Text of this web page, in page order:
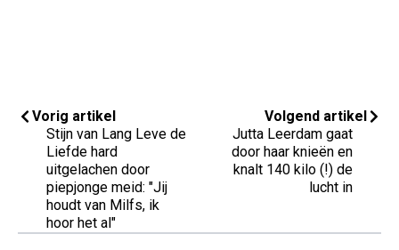
Vorig artikel
Stijn van Lang Leve de
Liefde hard
uitgelachen door
piepjonge meid: "Jij
houdt van Milfs, ik
hoor het al"
Volgend artikel
Jutta Leerdam gaat
door haar knieën en
knalt 140 kilo (!) de
lucht in